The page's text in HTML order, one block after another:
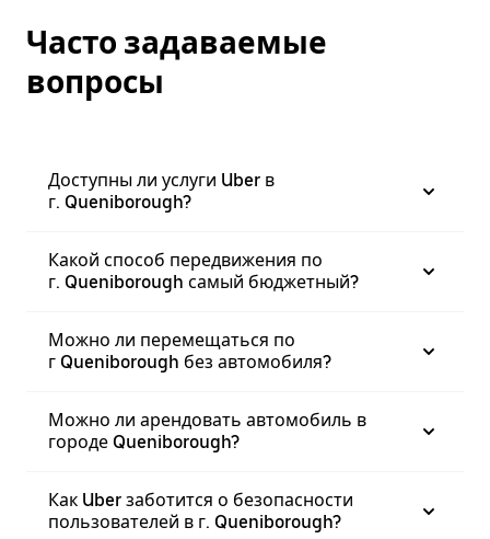
Часто задаваемые
вопросы
Доступны ли услуги Uber в
г. Queniborough?
Какой способ передвижения по
г. Queniborough самый бюджетный?
Можно ли перемещаться по
г Queniborough без автомобиля?
Можно ли арендовать автомобиль в
городе Queniborough?
Как Uber заботится о безопасности
пользователей в г. Queniborough?